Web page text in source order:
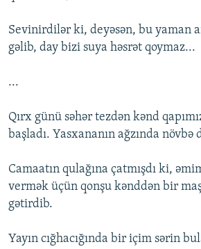
Sevinirdilər ki, deyəsən, bu yaman
gəlib, day bizi suya həsrət qoymaz...
...
Qırx günü səhər tezdən kənd
başladı. Yasxananın ağzında növbə
Camaatın qulağına çatmışdı ki,
vermək üçün qonşu kənddən bir
gətirdib.
Yayın cığhacığında bir içim sərin